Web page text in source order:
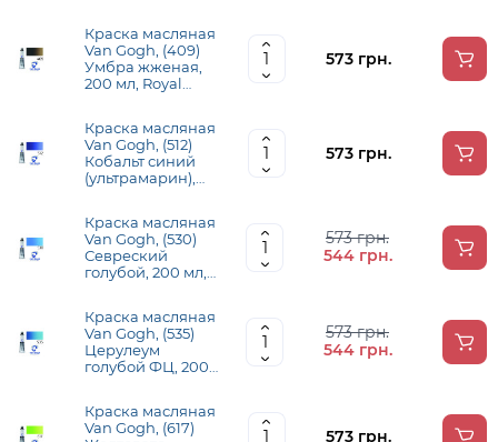
Краска масляная
Van Gogh, (409)
Умбра жженая,
200 мл, Royal
573 грн.
Краска масляная
Van Gogh, (512)
Кобальт синий
(ультрамарин),
573 грн.
Краска масляная
Van Gogh, (530)
Севреский
голубой, 200 мл,
573 грн.
544 грн.
Краска масляная
Van Gogh, (535)
Церулеум
голубой ФЦ, 200
573 грн.
544 грн.
Краска масляная
Van Gogh, (617)
573 грн.